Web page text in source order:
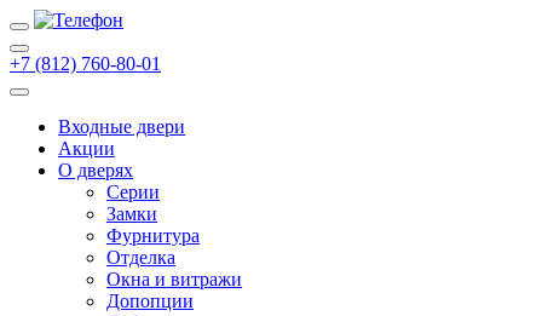
+7 (812) 760-80-01
Входные двери
Акции
О дверях
Cерии
Замки
Фурнитура
Отделка
Окна и витражи
Допопции